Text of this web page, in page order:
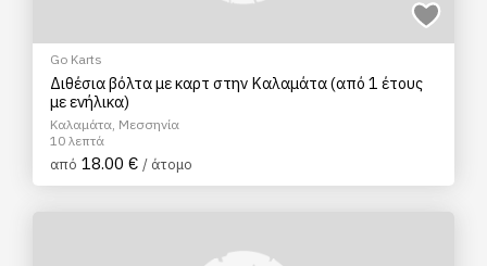
Go Karts
Διθέσια βόλτα με καρτ στην Καλαμάτα (από 1 έτους
με ενήλικα)
Καλαμάτα, Μεσσηνία
10 λεπτά
από 18.00 € / άτομο